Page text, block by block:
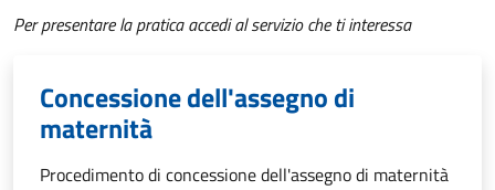
Per presentare la pratica accedi al servizio che ti interessa
Concessione dell'assegno di
maternità
Procedimento di concessione dell'assegno di maternità